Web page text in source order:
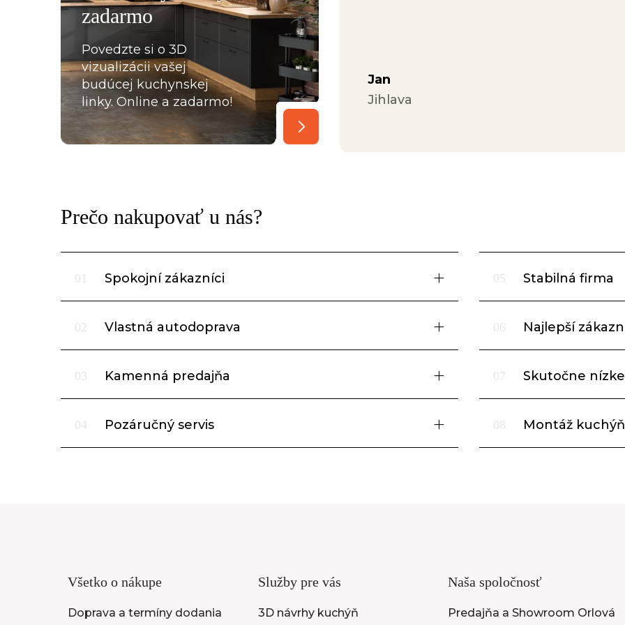
zadarmo
Povedzte si o 3D
vizualizácii vašej
budúcej kuchynskej
linky. Online a zadarmo!
křivých zdí apod., vykoukla. Nakonec při předání
Jan
Jihlava
Prečo nakupovať u nás?
01 Spokojní zákazníci
02 Vlastná autodoprava
03 Kamenná predajňa
04 Pozáručný servis
05 Stabilná firma
06 Najlepší
07 Skutočne
08 Montáž kuchýň
Všetko o nákupe
Doprava a termíny dodania
Služby pre vás
3D návrhy kuchýň
Naša spoločnosť
Predajňa a Showroom Orlová